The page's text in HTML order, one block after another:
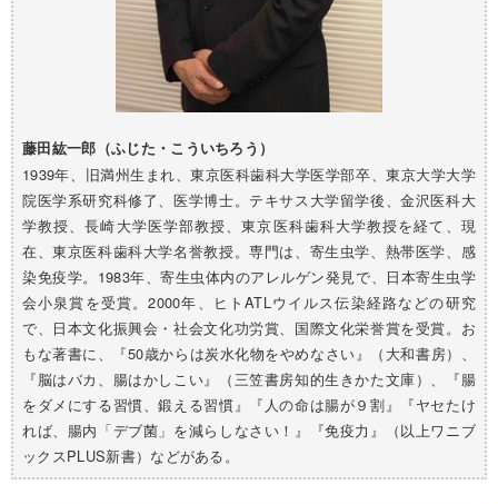
藤田紘一郎（ふじた・こういちろう）
1939年、旧満州生まれ、東京医科歯科大学医学部卒、東京大学大学
院医学系研究科修了、医学博士。テキサス大学留学後、金沢医科大
学教授、長崎大学医学部教授、東京医科歯科大学教授を経て、現
在、東京医科歯科大学名誉教授。専門は、寄生虫学、熱帯医学、感
染免疫学。1983年、寄生虫体内のアレルゲン発見で、日本寄生虫学
会小泉賞を受賞。2000年、ヒトATLウイルス伝染経路などの研究
で、日本文化振興会・社会文化功労賞、国際文化栄誉賞を受賞。お
もな著書に、『50歳からは炭水化物をやめなさい』（大和書房）、
『脳はバカ、腸はかしこい』（三笠書房知的生きかた文庫）、『腸
をダメにする習慣、鍛える習慣』『人の命は腸が９割』『ヤセたけ
れば、腸内「デブ菌」を減らしなさい！』『免疫力』（以上ワニブ
ックスPLUS新書）などがある。